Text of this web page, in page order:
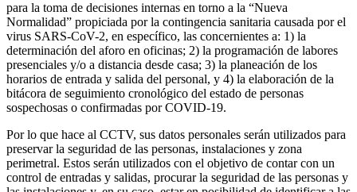
para la toma de decisiones internas en torno a la “Nueva
Normalidad” propiciada por la contingencia sanitaria causada por el
virus SARS-CoV-2, en específico, las concernientes a: 1) la
determinación del aforo en oficinas; 2) la programación de labores
presenciales y/o a distancia desde casa; 3) la planeación de los
horarios de entrada y salida del personal, y 4) la elaboración de la
bitácora de seguimiento cronológico del estado de personas
sospechosas o confirmadas por COVID-19.
Por lo que hace al CCTV, sus datos personales serán utilizados para
preservar la seguridad de las personas, instalaciones y zona
perimetral. Estos serán utilizados con el objetivo de contar con un
control de entradas y salidas, procurar la seguridad de las personas y